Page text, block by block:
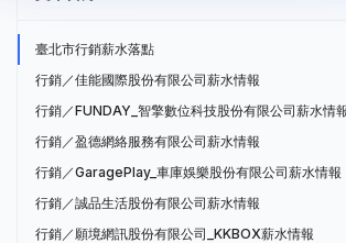
臺北市行銷薪水落點
行銷／佳能國際股份有限公司薪水情報
行銷／FUNDAY_智擎數位科技股份有限公司薪水情
行銷／盈德網絡服務有限公司薪水情報
行銷／GaragePlay_車庫娛樂股份有限公司薪水情報
行銷／誠品生活股份有限公司薪水情報
行銷／願境網訊股份有限公司_KKBOX薪水情報